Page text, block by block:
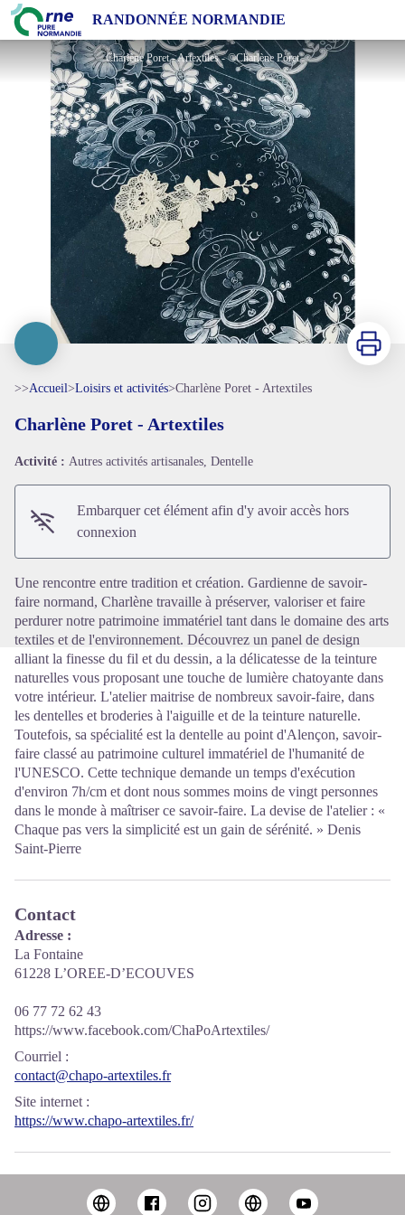
RANDONNÉE NORMANDIE
Charlène Poret - Artextiles
Charlène Poret - Artextiles - ©Charlène Poret
Voir l'image en plein écran
Imprimer
>>Accueil>Loisirs et activités>Charlène Poret - Artextiles
Charlène Poret - Artextiles
Activité : Autres activités artisanales, Dentelle
Embarquer cet élément afin d'y avoir accès hors
connexion
Une rencontre entre tradition et création. Gardienne de savoir-
faire normand, Charlène travaille à préserver, valoriser et faire
perdurer notre patrimoine immatériel tant dans le domaine des arts
textiles et de l'environnement. Découvrez un panel de design
alliant la finesse du fil et du dessin, a la délicatesse de la teinture
naturelles vous proposant une touche de lumière chatoyante dans
votre intérieur. L'atelier maitrise de nombreux savoir-faire, dans
les dentelles et broderies à l'aiguille et de la teinture naturelle.
Toutefois, sa spécialité est la dentelle au point d'Alençon, savoir-
faire classé au patrimoine culturel immatériel de l'humanité de
l'UNESCO. Cette technique demande un temps d'exécution
d'environ 7h/cm et dont nous sommes moins de vingt personnes
dans le monde à maîtriser ce savoir-faire. La devise de l'atelier : «
Chaque pas vers la simplicité est un gain de sérénité. » Denis
Saint-Pierre
Contact
Adresse :
La Fontaine
61228 L’OREE-D’ECOUVES
06 77 72 62 43
https://www.facebook.com/ChaPoArtextiles/
Courriel :
contact@chapo-artextiles.fr
Site internet :
https://www.chapo-artextiles.fr/